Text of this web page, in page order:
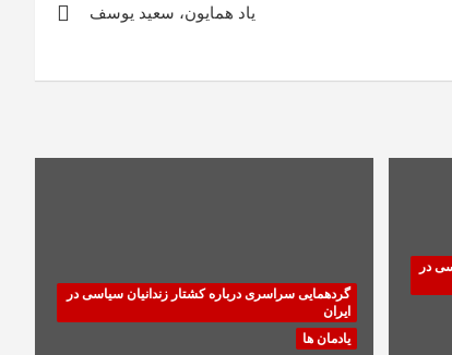
یاد همایون، سعید یوسف
در
گردهمایی سراسری درباره کشتار زندانیان سیاسی در
ایران
یادمان ها